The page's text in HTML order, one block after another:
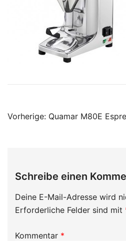
Beitragsnavigation
Vorherige: Quamar M80E
Schreibe einen
Deine E-Mail-Adresse wird
Erforderliche Felder sind mit
Kommentar *